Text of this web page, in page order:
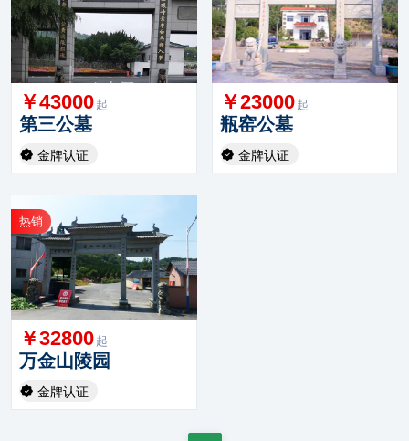
￥43000 起
第三公墓
金牌认证
￥23000 起
瓶窑公墓
金牌认证
热销
￥32800 起
万金山陵园
金牌认证